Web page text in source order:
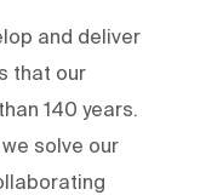
and deliver
that our
140 years.
solve our